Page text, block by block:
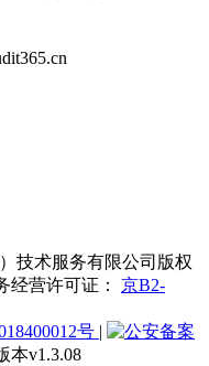
技术服务有限公司版权
经营许可证： 京B2-
号 |
本v1.3.08